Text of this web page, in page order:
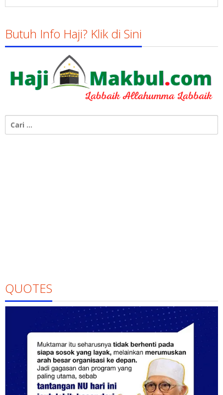
Butuh Info Haji? Klik di Sini
untuk:
QUOTES